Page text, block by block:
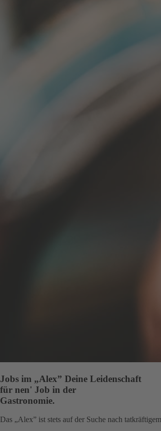
Jobs im „Alex” Deine Leidenschaft
für nen' Job in der
Gastronomie.
Das „Alex” ist stets auf der Suche nach